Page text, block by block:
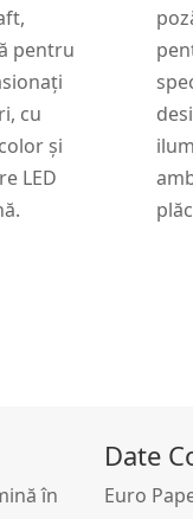
pentru
cu
și
LED
în
Date
Euro